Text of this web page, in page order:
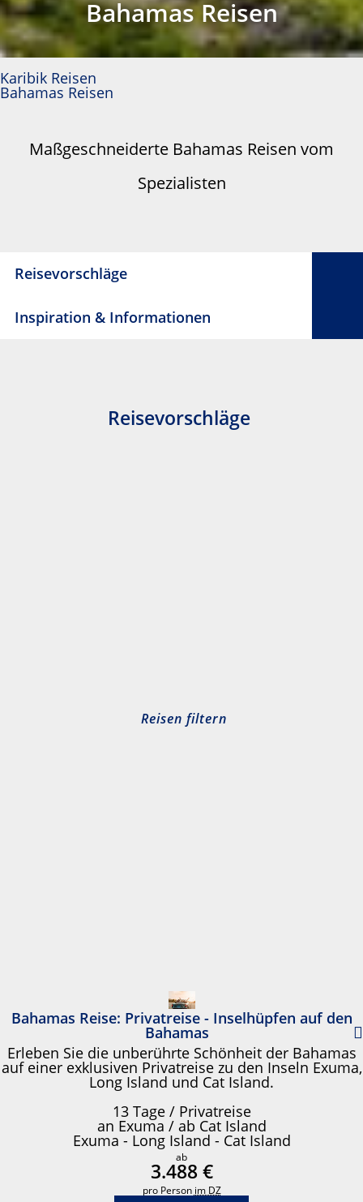
Bahamas Reisen
Karibik Reisen
Bahamas Reisen
Maßgeschneiderte Bahamas Reisen vom
Spezialisten
Reisevorschläge
Inspiration & Informationen
Reisevorschläge
Reisen filtern
Bahamas Reise: Privatreise - Inselhüpfen auf den
Bahamas
Erleben Sie die unberührte Schönheit der Bahamas
auf einer exklusiven Privatreise zu den Inseln Exuma,
Long Island und Cat Island.
13 Tage / Privatreise
an Exuma / ab Cat Island
Exuma - Long Island - Cat Island
ab
3.488 €
pro Person im DZ